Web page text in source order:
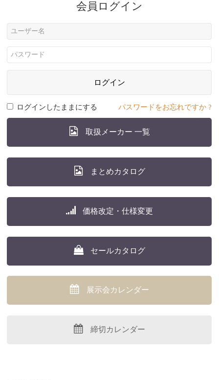
会員ログイン
ログイン
ログインしたままにする パスワードをお忘れですか ?
取扱メーカー 一覧
まとめカタログ
価格改定・仕様変更
セールカタログ
展示会カレンダー
締切カレンダー